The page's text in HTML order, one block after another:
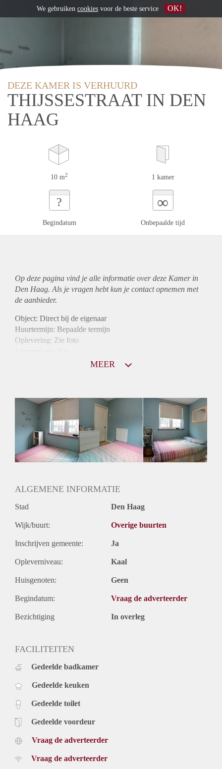
DEZE KAMER IS VERHUURD
THIJSSESTRAAT IN DEN
HAAG
10 m2 1 kamer
?
Begindatum
∞
Onbepaalde tijd
Op deze pagina vind je alle informatie over deze Kamer in
Den Haag. Als je vragen hebt kun je contact opnemen met
de aanbieder.
Object: Direct bij de eigenaar
Huurtermijn: Bepaalde termijn
Oplevering: Zie foto
Gedeelde Douche: Ja
Gedeelde woonkamer: Ja
Huisgenoten: Ja
Geslacht huisgenoten: Gemengd
MEER
ALGEMENE INFORMATIE
Stad Den Haag
Wijk/buurt: Overige buurten
Inschrijven gemeente: Ja
Opleverniveau: Kaal
Huisgenoten: Geen
Begindatum: Vraag de adverteerder
Bezichtiging In overleg
FACILITEITEN
Gedeelde badkamer
Gedeelde keuken
Gedeelde toilet
Gedeelde voordeur
Vraag de adverteerder
Vraag de adverteerder
We gebruiken cookies voor de beste service OK!